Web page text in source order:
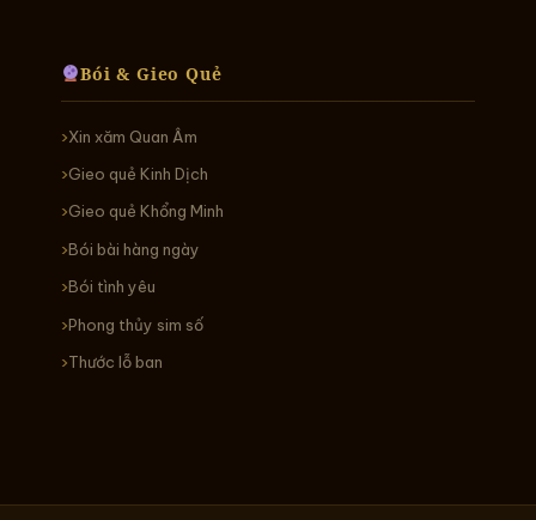
Bói & Gieo Quẻ
Xin xăm Quan Âm
Gieo quẻ Kinh Dịch
Gieo quẻ Khổng Minh
Bói bài hàng ngày
Bói tình yêu
Phong thủy sim số
Thước lỗ ban